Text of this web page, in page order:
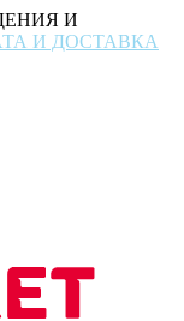
И
И ДОСТАВКА